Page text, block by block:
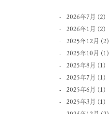
2026年7月 (2)
2026年1月 (2)
2025年12月 (2)
2025年10月 (1)
2025年8月 (1)
2025年7月 (1)
2025年6月 (1)
2025年3月 (1)